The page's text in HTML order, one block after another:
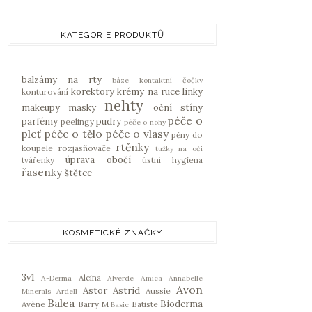
KATEGORIE PRODUKTŮ
balzámy na rty báze kontaktní čočky
konturování korektory krémy na ruce linky
makeupy
masky nehty
oční stíny
parfémy peelingy pudry péče o nohy péče o
pleť péče o tělo péče o vlasy pěny do
koupele rozjasňovače rtěnky tužky na oči
tvářenky úprava obočí ústní hygiena
řasenky štětce
KOSMETICKÉ ZNAČKY
3v1 A-Derma Alcina Alverde Amica
Annabelle
Minerals
Ardell Astor Astrid Aussie Avon
Avène Balea Barry M Basic Batiste Bioderma